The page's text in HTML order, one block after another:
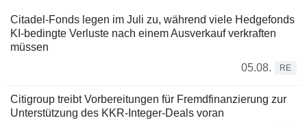
Citadel-Fonds legen im Juli zu, während viele Hedgefonds
KI-bedingte Verluste nach einem Ausverkauf verkraften
müssen
05.08.
RE
Citigroup treibt Vorbereitungen für Fremdfinanzierung zur
Unterstützung des KKR-Integer-Deals voran